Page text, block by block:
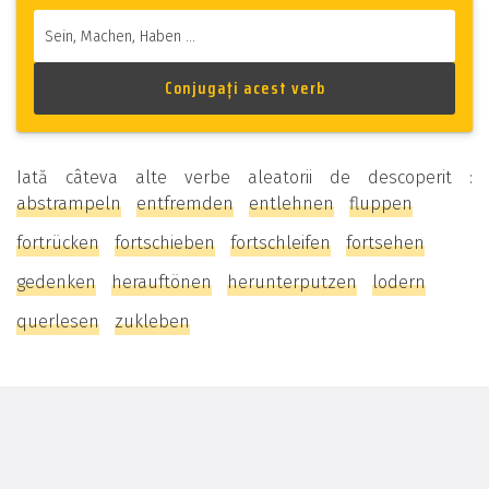
Iată câteva alte verbe aleatorii de descoperit :
abstrampeln
entfremden entlehnen
fluppen
fortrücken
fortschieben fortschleifen
fortsehen
gedenken
herauftönen herunterputzen
lodern
querlesen
zukleben